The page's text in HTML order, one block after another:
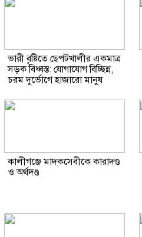
ভারী বৃষ্টিতে ছেপটখালীর একমাত্র
সড়ক বিধ্বস্ত: যোগাযোগ বিচ্ছিন্ন,
চরম দুর্ভোগে হাজারো মানুষ
কালীগঞ্জে মাদকসেবীকে কারাদণ্ড
ও অর্থদণ্ড